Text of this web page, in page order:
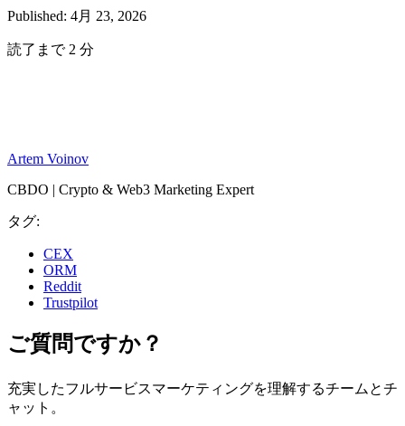
Published: 4月 23, 2026
読了まで 2 分
Artem Voinov
CBDO | Crypto & Web3 Marketing Expert
タグ:
CEX
ORM
Reddit
Trustpilot
ご質問ですか？
充実したフルサービスマーケティングを理解するチームとチ
ャット。